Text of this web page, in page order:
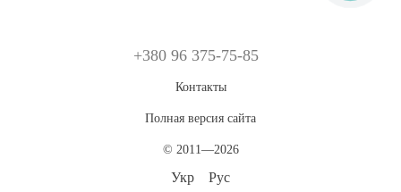
+380 96 375-75-85
Контакты
Полная версия сайта
© 2011—2026
Укр Рус